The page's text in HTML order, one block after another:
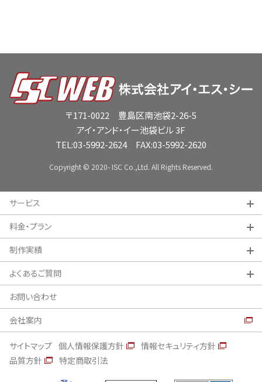
サイトマップ 個人情報保護方針
情報セキュリティ方針
品質方針
特定商取引法
〒171-0022 豊島区南池袋2-26-5
アイ・アンド・イー池袋ビル 3F
TEL:03-5992-2624FAX:03-5992-2620
Copyright © 2020- ISC Co.,Ltd. All Rights Reserved.
サービス
料金・プラン
制作実績
よくあるご質問
お問い合わせ
会社案内